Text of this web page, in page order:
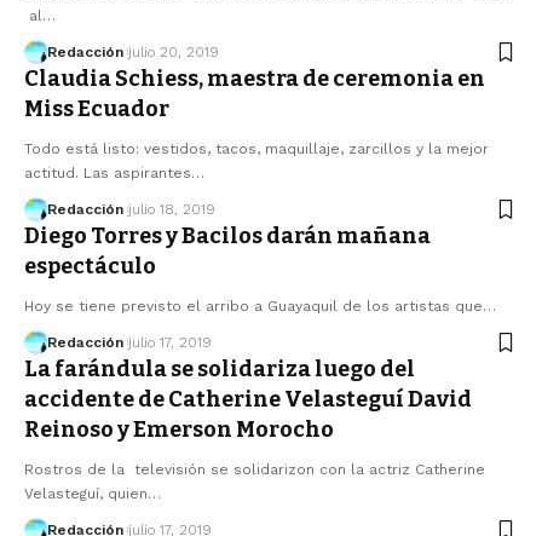
al…
Redacción julio 20, 2019
Claudia Schiess, maestra de ceremonia en
Miss Ecuador
Todo está listo: vestidos, tacos, maquillaje, zarcillos y la mejor
actitud. Las aspirantes…
Redacción julio 18, 2019
Diego Torres y Bacilos darán mañana
espectáculo
Hoy se tiene previsto el arribo a Guayaquil de los artistas que…
Redacción julio 17, 2019
La farándula se solidariza luego del
accidente de Catherine Velasteguí David
Reinoso y Emerson Morocho
Rostros de la televisión se solidarizon con la actriz Catherine
Velasteguí, quien…
Redacción julio 17, 2019